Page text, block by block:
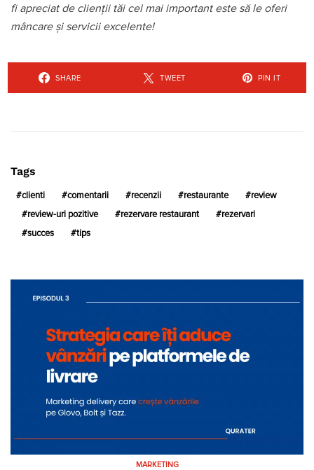
fi apreciat de clienții tăi cel mai important este să le oferi
mâncare și servicii excelente!
SHARE TWEET PIN IT
Tags
clienti comentarii recenzii restaurante review
review-uri pozitive rezervare restaurant rezervari
succes tips
MARKETING